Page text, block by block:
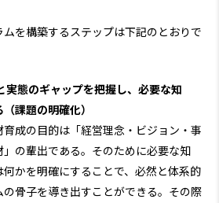
を構築するステップは下記のとおりで
態のギャップを把握し、必要な知
課題の明確化）
成の目的は「経営理念・ビジョン・事
の輩出である。そのために必要な知
かを明確にすることで、必然と体系的
骨子を導き出すことができる。その際